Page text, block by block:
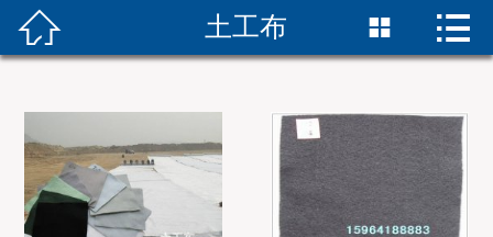
首页
新闻动态
复合土工膜
 土工布  